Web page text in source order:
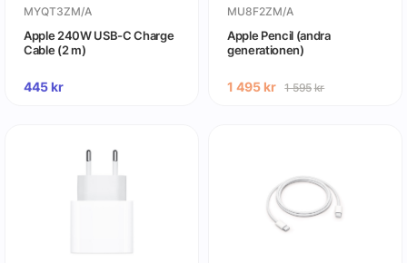
MYQT3ZM/A
Apple 240W USB-C Charge
Cable (2 m)
445kr
MU8F2ZM/A
Apple Pencil (andra
generationen)
1 495 kr 1 595kr